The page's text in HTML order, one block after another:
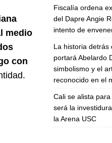
medio
con
Fiscalía ordena
del Dapre Angie
intento de
La historia detrás
portará Abelardo
simbolismo y el
reconocido en el
Cali se alista
será la
la Arena USC